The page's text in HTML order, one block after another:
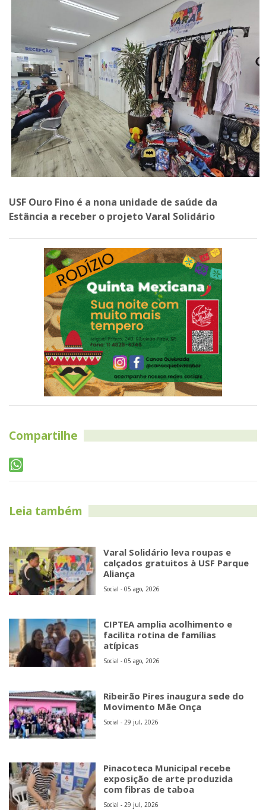
USF Ouro Fino é a nona unidade de saúde da
Estância a receber o projeto Varal Solidário
Compartilhe
Leia também
Varal Solidário leva roupas e
calçados gratuitos à USF Parque
Aliança
Social - 05 ago, 2026
CIPTEA amplia acolhimento e
facilita rotina de famílias
atípicas
Social - 05 ago, 2026
Ribeirão Pires inaugura sede do
Movimento Mãe Onça
Social - 29 jul, 2026
Pinacoteca Municipal recebe
exposição de arte produzida
com fibras de taboa
Social - 29 jul, 2026